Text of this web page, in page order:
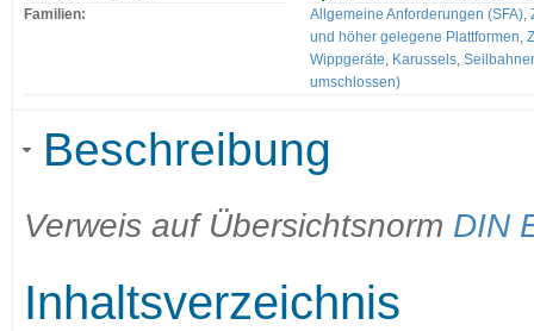
Familien:
Allgemeine Anforderungen (SFA),
und höher gelegene Plattformen,
Wippgeräte, Karussels,
umschlossen)
Beschreibung
Verweis auf Übersichtsnorm DIN
Inhaltsverzeichnis